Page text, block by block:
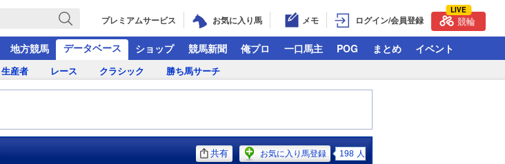
プレミアムサービス お気に入り馬 メモ ログイン/会員登録
LIVE
競輪
地方競馬 データベース ショップ 競馬新聞 俺プロ 一口馬主 POG まとめ イベント
生産者 レース クラシック 勝ち馬サーチ
共有 お気に入り馬登録 198 人